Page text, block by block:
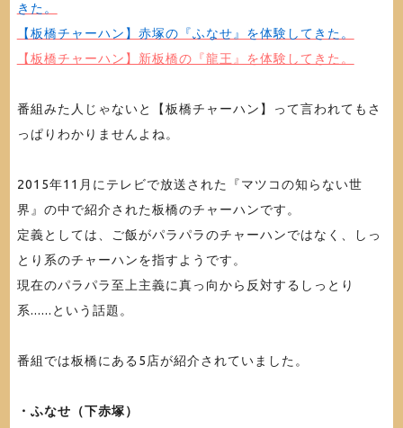
きた。
【板橋チャーハン】赤塚の『ふなせ』を体験してきた。
【板橋チャーハン】新板橋の『龍王』を体験してきた。
番組みた人じゃないと【板橋チャーハン】って言われてもさ
っぱりわかりませんよね。
2015年11月にテレビで放送された『マツコの知らない世
界』の中で紹介された板橋のチャーハンです。
定義としては、ご飯がパラパラのチャーハンではなく、しっ
とり系のチャーハンを指すようです。
現在のパラパラ至上主義に真っ向から反対するしっとり
系......という話題。
番組では板橋にある5店が紹介されていました。
・ふなせ（下赤塚）